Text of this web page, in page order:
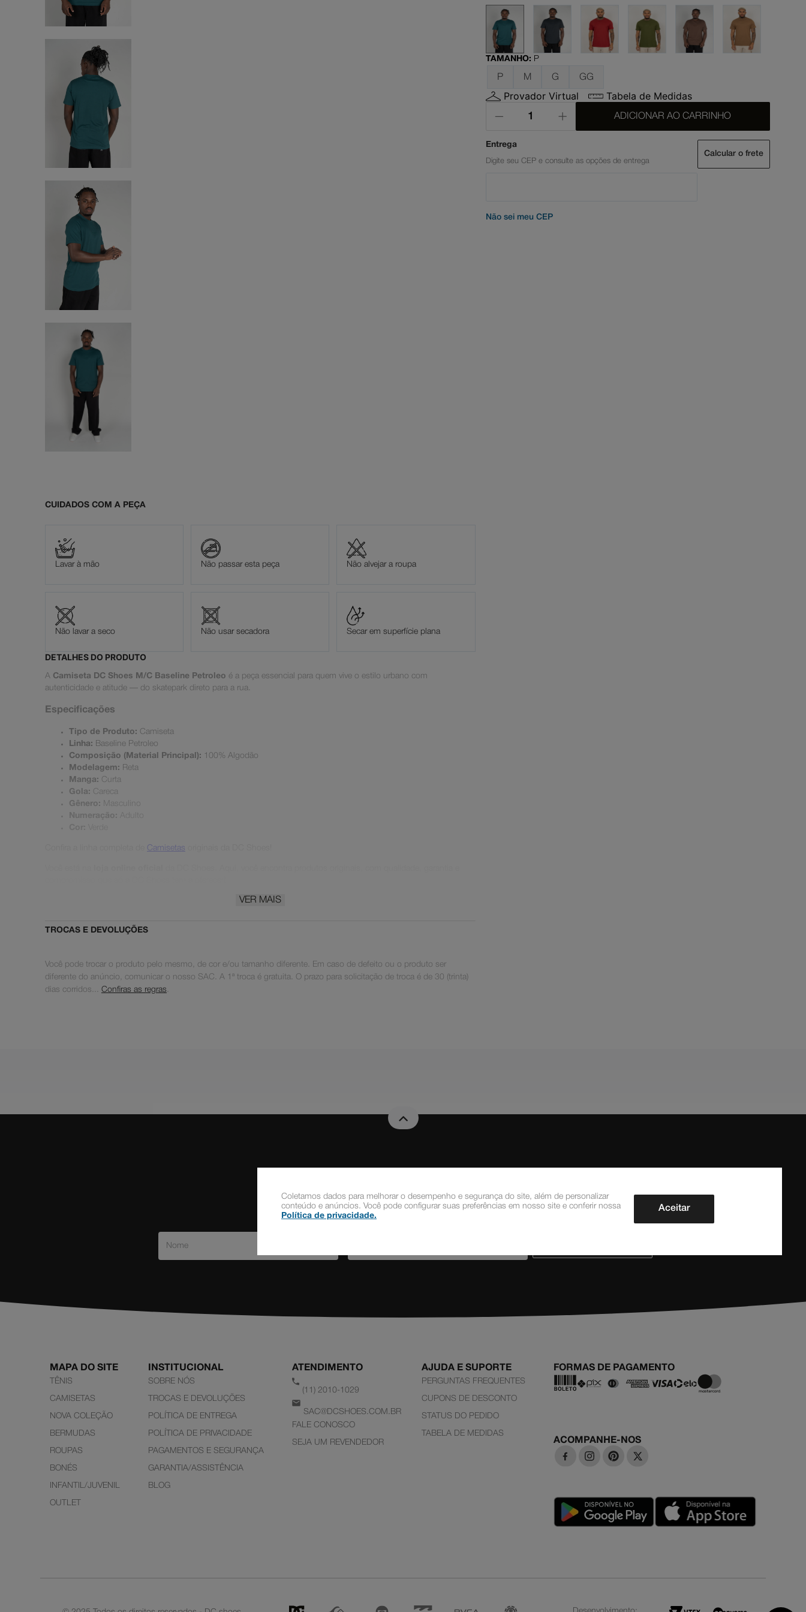
Coletamos dados para melhorar o desempenho e segurança do site, além de personalizar
conteúdo e anúncios. Você pode configurar suas preferências em nosso site e conferir nossa
Política de privacidade.
Aceitar
CUIDADOS COM A PEÇA
Lavar à mão Não passar esta peça Não alvejar a roupa
Não lavar a seco Não usar secadora Secar em superfície plana
DETALHES DO PRODUTO
A Camiseta DC Shoes M/C Baseline Petroleo é a peça essencial para quem vive o estilo urbano com
autenticidade e atitude — do skatepark direto para a rua.
Especificações
Tipo de Produto: Camiseta
Linha: Baseline Petroleo
Composição (Material Principal): 100% Algodão
Modelagem: Reta
Manga: Curta
Gola: Careca
Gênero: Masculino
Numeração:
Camisetas
VER MAIS
TROCAS E DEVOLUÇÕES
Você pode trocar o produto pelo mesmo, de cor e/ou tamanho diferente. Em caso de defeito ou o produto ser
diferente do anúncio, comunicar o nosso SAC. A 1ª troca é gratuita. O prazo para solicitação de troca é de 30 (trinta)
dias corridos... Confiras as regras.
TAMANHO: P
P M G GG
Provador Virtual Tabela de Medidas
ADICIONAR AO CARRINHO
Não sei meu CEP
Calcular o frete
Novidades e Promoções
Cadastre-se gratuitamente à nossa Newsletter
MAPA DO SITE
TÊNIS
CAMISETAS
NOVA COLEÇÃO
BERMUDAS
ROUPAS
BONÉS
INFANTIL/JUVENIL
OUTLET
INSTITUCIONAL
SOBRE NÓS
TROCAS E DEVOLUÇÕES
POLÍTICA DE ENTREGA
POLÍTICA DE PRIVACIDADE
PAGAMENTOS E SEGURANÇA
GARANTIA/ASSISTÊNCIA
BLOG
ATENDIMENTO
(11) 2010-1029
SAC@DCSHOES.COM.BR
FALE CONOSCO
SEJA UM REVENDEDOR
AJUDA E SUPORTE
PERGUNTAS FREQUENTES
CUPONS DE DESCONTO
STATUS DO PEDIDO
TABELA DE MEDIDAS
FORMAS DE PAGAMENTO
ACOMPANHE-NOS